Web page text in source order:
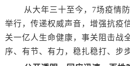
从大年三十至今，7场疫情
举行，传递权威声音，增强抗疫
关一亿人生命健康，事关阻击战
序、有节、有力，稳扎稳打、步